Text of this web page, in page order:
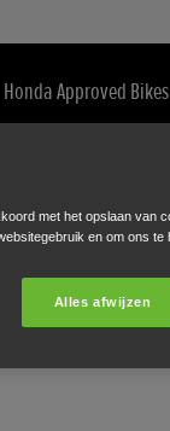
Honda Approved Bikes
met het opslaan van
en om ons te
Alles afwijzen